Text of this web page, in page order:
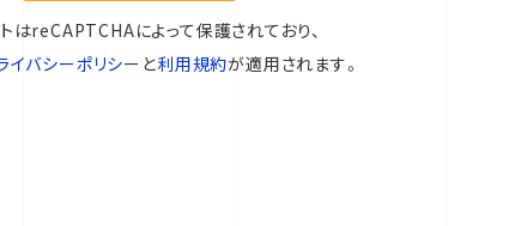
はreCAPTCHAによって保護されており、
イバシーポリシー と利用規約が適用されます。